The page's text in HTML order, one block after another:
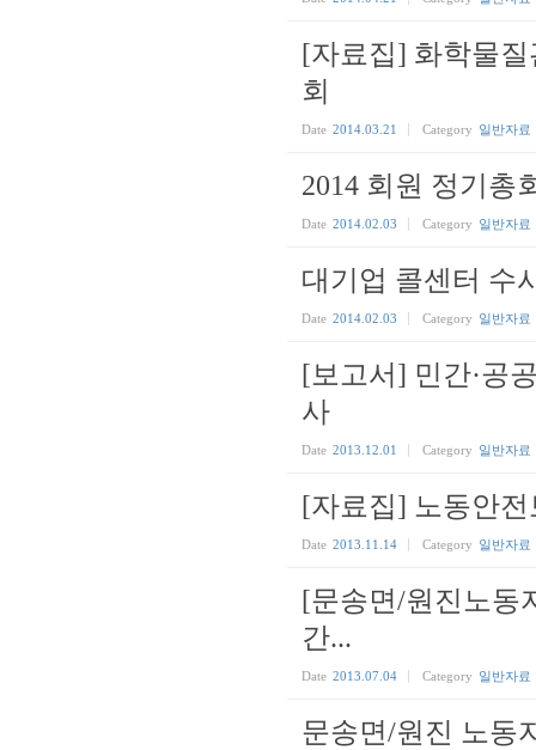
[자료집] 화학물
회
Date 2014.03.21 Category 일반자료
2014 회원 정기총
Date 2014.02.03 Category 일반자료
대기업 콜센터 수
Date 2014.02.03 Category 일반자료
[보고서] 민간·공
사
Date 2013.12.01 Category 일반자료
[자료집] 노동안
Date 2013.11.14 Category 일반자료
[문송면/원진노동
간...
Date 2013.07.04 Category 일반자료
문송면/원진 노동